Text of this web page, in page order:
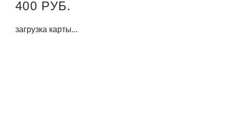
400 РУБ.
загрузка карты...